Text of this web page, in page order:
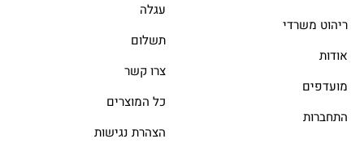
ריהוט משרדי
אודות
מועדפים
התחברות
עגלה
תשלום
צרו קשר
כל המוצרים
הצהרת נגישות